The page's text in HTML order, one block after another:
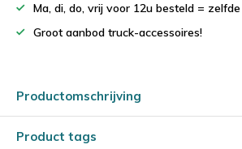
Ma, di, do, vrij voor 12u besteld =
Groot aanbod truck-accessoires!
Productomschrijving
Product tags